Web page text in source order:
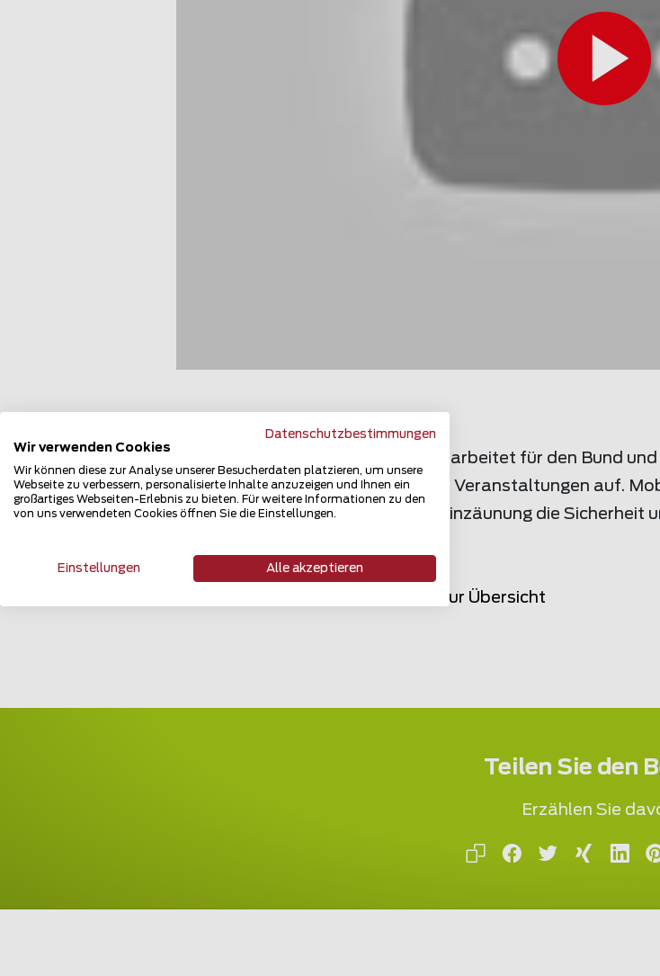
Zaunteam arbeitet für den Bund
für diverse Veranstaltungen auf.
optimale Einzäunung die Sicherheit
Zurück zur Übersicht
Teilen Sie den
Erzählen Sie
Datenschutzbestimmungen
Wir verwenden Cookies
Wir können diese zur Analyse unserer Besucherdaten platzieren, um unsere
Webseite zu verbessern, personalisierte Inhalte anzuzeigen und Ihnen ein
großartiges Webseiten-Erlebnis zu bieten. Für weitere Informationen zu den
von uns verwendeten Cookies öffnen Sie die Einstellungen.
Einstellungen Alle akzeptieren